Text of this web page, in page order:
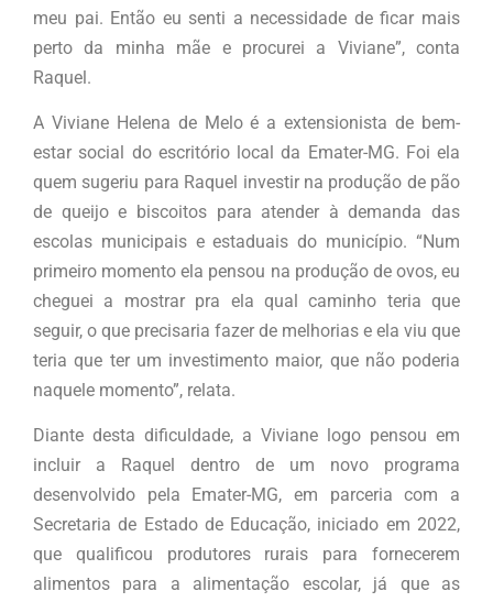
meu pai. Então eu senti a necessidade de ficar mais
perto da minha mãe e procurei a Viviane”, conta
Raquel.
A Viviane Helena de Melo é a extensionista de bem-
estar social do escritório local da Emater-MG. Foi ela
quem sugeriu para Raquel investir na produção de pão
de queijo e biscoitos para atender à demanda das
escolas municipais e estaduais do município. “Num
primeiro momento ela pensou na produção de ovos, eu
cheguei a mostrar pra ela qual caminho teria que
seguir, o que precisaria fazer de melhorias e ela viu que
teria que ter um investimento maior, que não poderia
naquele momento”, relata.
Diante desta dificuldade, a Viviane logo pensou em
incluir a Raquel dentro de um novo programa
desenvolvido pela Emater-MG, em parceria com a
Secretaria de Estado de Educação, iniciado em 2022,
que qualificou produtores rurais para fornecerem
alimentos para a alimentação escolar, já que as